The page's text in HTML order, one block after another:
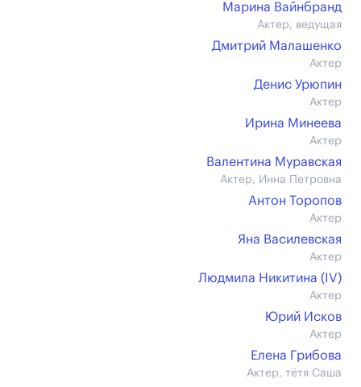
Марина Вайнбранд
Актер, ведущая
Дмитрий Малашенко
Актер
Денис Урюпин
Актер
Ирина Минеева
Актер
Валентина Муравская
Актер, Инна Петровна
Антон Торопов
Актер
Яна Василевская
Актер
Людмила Никитина (IV)
Актер
Юрий Исков
Актер
Елена Грибова
Актер, тётя Саша